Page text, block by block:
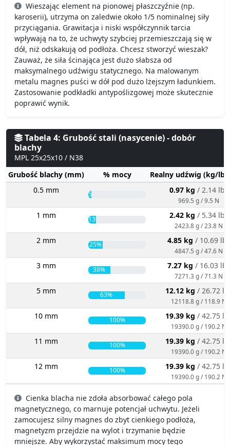
Wieszając element na pionowej płaszczyźnie (np.
karoserii), utrzyma on zaledwie około 1/5 nominalnej siły
przyciągania. Grawitacja i niski współczynnik tarcia
wpływają na to, że uchwyty szybciej przemieszczają się w
dół, niż odskakują od podłoża. Chcesz stworzyć wieszak?
Zauważ, że siła ścinająca jest dużo słabsza od
maksymalnego udźwigu statycznego. Na malowanym
metalu magnes puści w dół pod dużo lżejszym ładunkiem.
Zastosowanie podkładki antypoślizgowej może skutecznie
poprawić wynik.
Tabela 4: Grubość stali (nasycenie) - dobór
blachy
MPL 25x25x10 / N38
Grubość blachy (mm)
% mocy
Realny udźwig (kg/
0.5 mm
5% 0.97 kg / 2.14 lbs
969.5 g / 9.5 N
1 mm 13% 2.42 kg / 5.34 lbs
2423.8 g / 23.8 N
2 mm 25% 4.85 kg / 10.69 lbs
4847.5 g / 47.6 N
3 mm 38% 7.27 kg / 16.03 lbs
7271.3 g / 71.3 N
5 mm 63% 12.12 kg / 26.72
12118.8 g / 118.9 N
10 mm 100% 19.39 kg / 42.75
19390.0 g / 190.2 N
11 mm 100% 19.39 kg / 42.75
19390.0 g / 190.2 N
12 mm 100% 19.39 kg / 42.75
19390.0 g / 190.2 N
Cienka blacha nie zdoła absorbować całego pola
magnetycznego, co marnuje potencjał uchwytu. Jeżeli
zamocujesz silny magnes do zbyt cienkiego podłoża,
magnetyzm przejdzie na wylot i trzymanie będzie
mniejsze. Aby wykorzystać maksimum mocy tego